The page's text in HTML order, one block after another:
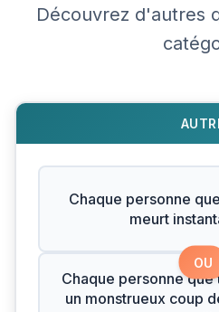
Découvrez d'autres
Chaque personne
meurt
OU
Chaque personne
un monstrueux coup